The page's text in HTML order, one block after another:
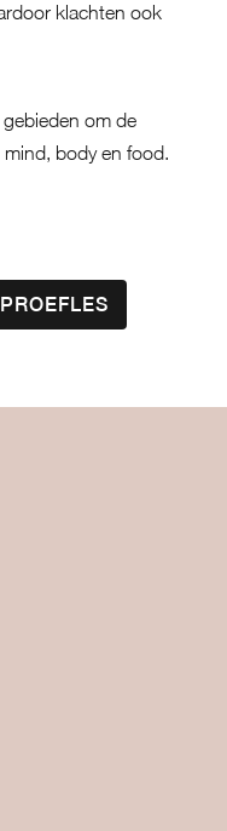
klachten ook
om de
mind, body en food.